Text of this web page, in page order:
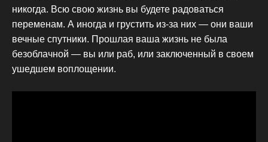
никогда. Всю свою жизнь вы будете радоваться
переменам. А иногда и грустить из-за них — они ваши
вечные спутники. Прошлая ваша жизнь не была
безоблачной — вы или раб, или заключенный в своем
ушедшем воплощении.